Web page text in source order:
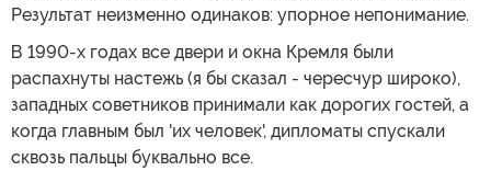
Результат неизменно одинаков: упорное непонимание.
В 1990-х годах все двери и окна Кремля были
распахнуты настежь (я бы сказал - чересчур широко),
западных советников принимали как дорогих гостей, а
когда главным был 'их человек', дипломаты спускали
сквозь пальцы буквально все.